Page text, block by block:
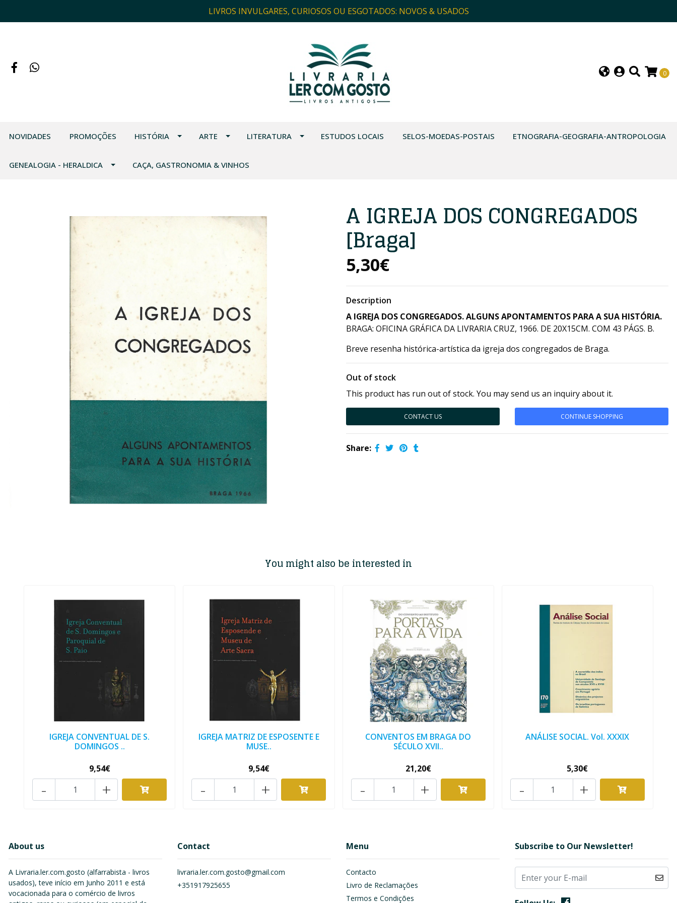
LIVROS INVULGARES, CURIOSOS OU ESGOTADOS: NOVOS & USADOS
0
NOVIDADES PROMOÇÕES HISTÓRIA ARTE LITERATURA ESTUDOS LOCAIS SELOS-MOEDAS-POSTAIS ETNOGRAFIA-GEOGRAFIA-ANTROPOLOGIA
GENEALOGIA - HERALDICA CAÇA, GASTRONOMIA & VINHOS
A IGREJA DOS CONGREGADOS
[Braga]
5,30€
Description
A IGREJA DOS CONGREGADOS. ALGUNS APONTAMENTOS PARA A SUA HISTÓRIA.
BRAGA: OFICINA GRÁFICA DA LIVRARIA CRUZ, 1966. DE 20X15CM. COM 43 PÁGS. B.
Breve resenha histórica-artística da igreja dos congregados de Braga.
Out of stock
This product has run out of stock. You may send us an inquiry about it.
CONTACT US CONTINUE SHOPPING
Share:
You might also be interested in
IGREJA CONVENTUAL DE S.
DOMINGOS ..
9,54€
+
-
IGREJA MATRIZ DE ESPOSENTE E
MUSE..
9,54€
+
-
CONVENTOS EM BRAGA DO
SÉCULO XVII..
21,20€
+
-
ANÁLISE SOCIAL. Vol. XXXIX
5,30€
+
-
About us
A Livraria.ler.com.gosto (alfarrabista - livros
usados), teve início em Junho 2011 e está
vocacionada para o comércio de livros
Contact
livraria.ler.com.gosto@gmail.com
+351917925655
Menu
Contacto
Livro de Reclamações
Termos e Condições
Subscribe to Our Newsletter!